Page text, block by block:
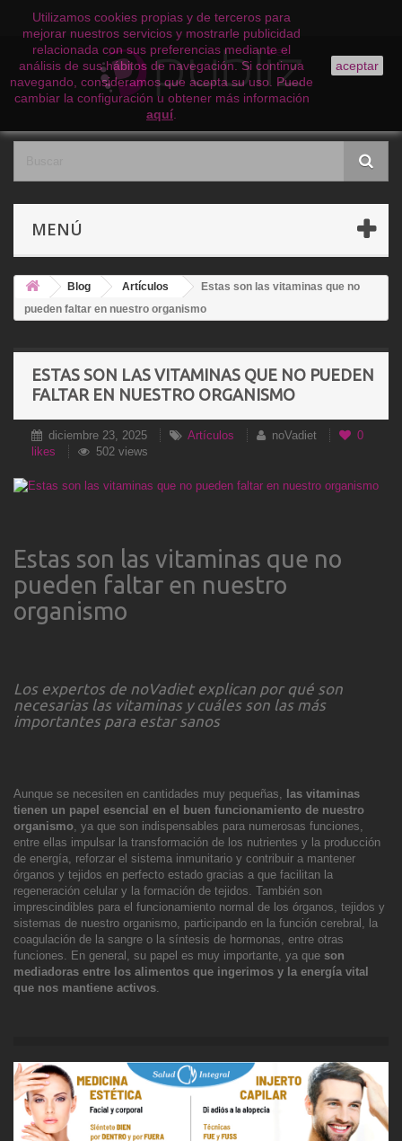
Utilizamos cookies propias y de terceros para
mejorar nuestros servicios y mostrarle publicidad
relacionada con sus preferencias mediante el
análisis de sus hábitos de navegación. Si continua
navegando, consideramos que acepta su uso. Puede
cambiar la configuración u obtener más información
aquí
aceptar
MENÚ
Blog Artículos
Estas son las vitaminas que no
pueden faltar en nuestro organismo
ESTAS SON LAS VITAMINAS QUE NO PUEDEN
FALTAR EN NUESTRO ORGANISMO
diciembre 23, 2025 Artículos noVadiet
0
likes
502 views
Estas son las vitaminas que no
pueden faltar en nuestro
organismo
Los expertos de noVadiet explican por qué son
necesarias las vitaminas y cuáles son las más
importantes para estar sanos
Aunque se necesiten en cantidades muy pequeñas, las vitaminas
tienen un papel esencial en el buen funcionamiento de nuestro
organismo, ya que son indispensables para numerosas funciones,
entre ellas impulsar la transformación de los nutrientes y la producción
de energía, reforzar el sistema inmunitario y contribuir a mantener
órganos y tejidos en perfecto estado gracias a que facilitan la
regeneración celular y la formación de tejidos. También son
imprescindibles para el funcionamiento normal de los órganos, tejidos y
sistemas de nuestro organismo, participando en la función cerebral, la
coagulación de la sangre o la síntesis de hormonas, entre otras
funciones. En general, su papel es muy importante, ya que son
mediadoras entre los alimentos que ingerimos y la energía vital
que nos mantiene activos.